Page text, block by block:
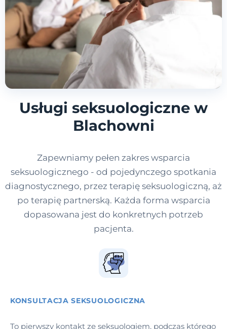
Usługi seksuologiczne w
Blachowni
Zapewniamy pełen zakres wsparcia
seksuologicznego - od pojedynczego spotkania
diagnostycznego, przez terapię seksuologiczną, aż
po terapię partnerską. Każda forma wsparcia
dopasowana jest do konkretnych potrzeb
pacjenta.
KONSULTACJA SEKSUOLOGICZNA
To pierwszy kontakt ze seksuologiem, podczas którego